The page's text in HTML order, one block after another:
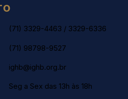
(71) 3329-4463 / 3329-6336
(71) 98798-9527
ighb@ighb.org.br
Seg a Sex das 13h às 18h